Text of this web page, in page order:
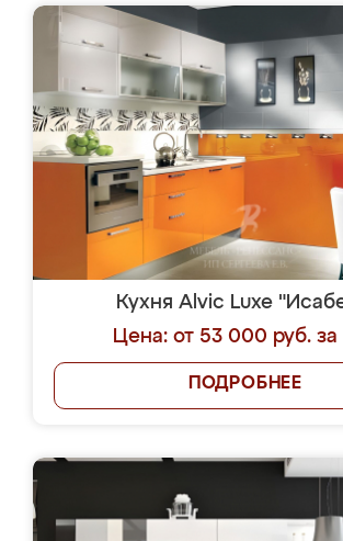
Кухня Alvic Luxe
Цена: от 53 000 руб. за
ПОДРОБНЕЕ